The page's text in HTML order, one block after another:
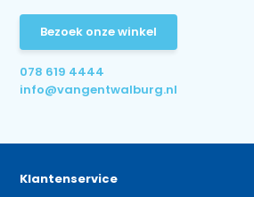
Bezoek onze winkel
078 619 4444
info@vangentwalburg.nl
Klantenservice